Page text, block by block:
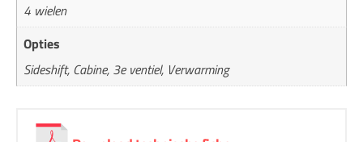
4 wielen
Opties
Sideshift, Cabine, 3e ventiel, Verwarming